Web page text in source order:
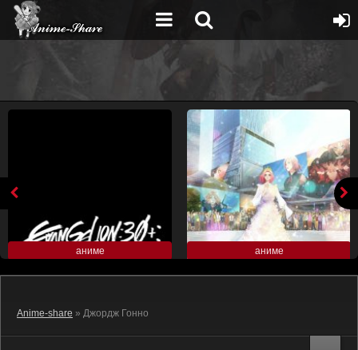
аниме аниме
Anime-share » Джордж Гонно